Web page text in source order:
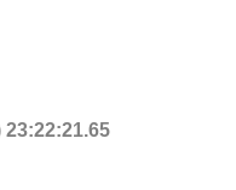
23:22:21.65